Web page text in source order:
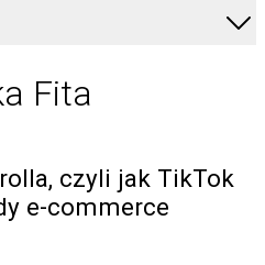
Fita
czyli jak TikTok
e-commerce